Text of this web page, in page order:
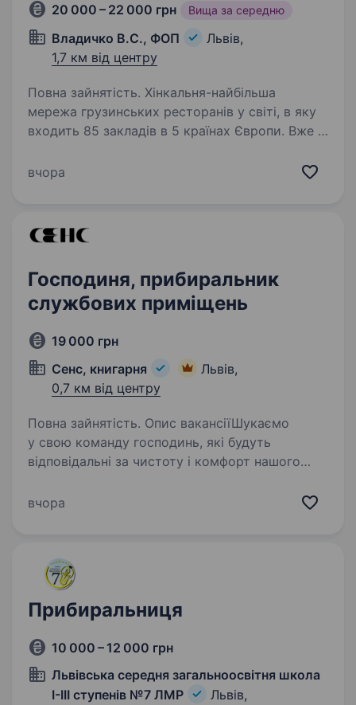
20 000 – 22 000 грн Вища за середню
Владичко В.С., ФОП
Львів,
1,7 км від центру
Повна зайнятість. Хінкальня-найбільша
мережа грузинських ресторанів у світі, в яку
входить 85 закладів в 5 країнах Європи. Вже 8
стравами і грузинською атмосферою.
вчора
Господиня, прибиральник
службових приміщень
19 000 грн
Сенс, книгарня
Львів,
0,7 км від центру
Повна зайнятість. Опис вакансіїШукаємо
у свою команду господинь, які будуть
відповідальні за чистоту і комфорт нашого
та ввічливість; Любов до порядку та чистоти.
вчора
Прибиральниця
10 000 – 12 000 грн
Львівська середня загальноосвітня школа
І-ІІІ ступенів №7 ЛМР
Львів,